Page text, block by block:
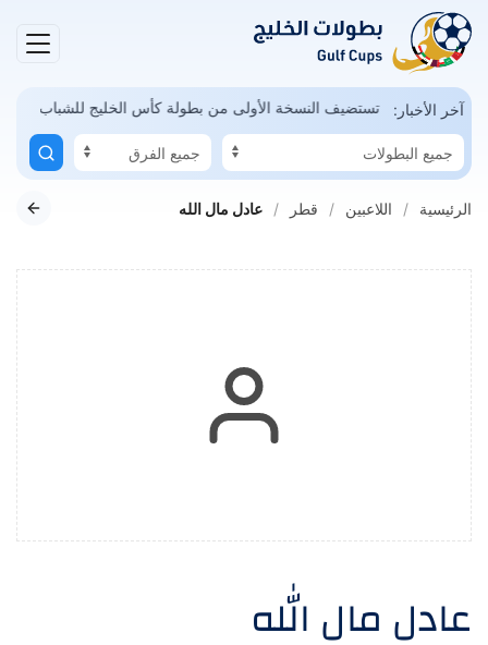
آخر الأخبار:السعودية تستضيف النسخة الأولى من بطولة كأس الخليج للشباب
الرئيسية اللاعبين قطر عادل مال الله
عادل مال الله